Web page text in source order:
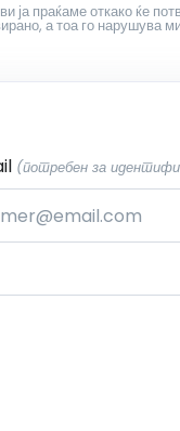
ја праќаме откако ќе
а тоа го нарушува
(потребен за